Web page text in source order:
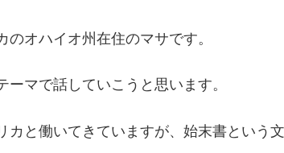
のオハイオ州在住のマサです。
マで話していこうと思います。
カと働いてきていますが、始末書という